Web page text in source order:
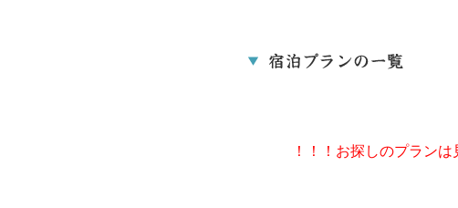
！！！お探しのプラン